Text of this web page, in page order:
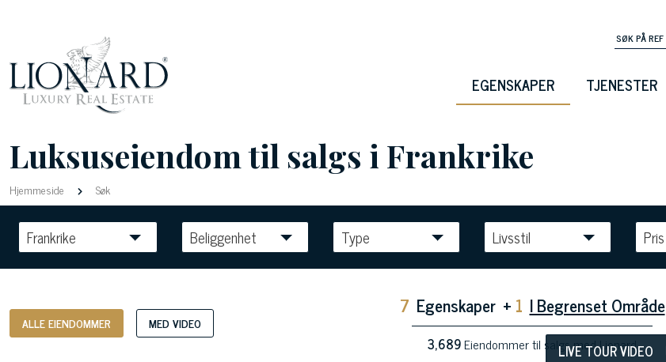
EGENSKAPER TJENESTER
Luksuseiendom til salgs i Frankrike
Hjemmeside Søk
Frankrike Beliggenhet Type Livsstil Pris
ALLE EIENDOMMER MED VIDEO
7 Egenskaper + 1 I Begrenset Område
3,689Eiendommer til salgs med Lionard
LIVE TOUR VIDEO